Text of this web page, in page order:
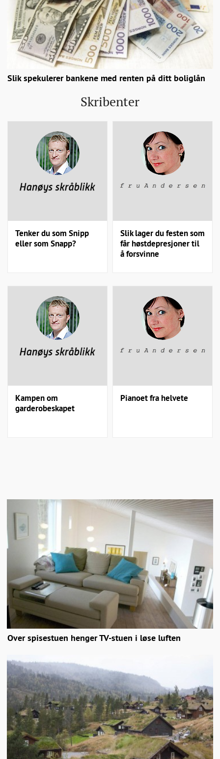
Slik spekulerer bankene med renten på ditt boliglån
Skribenter
Tenker du som Snipp
eller som Snapp?
Slik lager du festen som
får høstdepresjoner til
å forsvinne
Kampen om
garderobeskapet
Pianoet fra helvete
Over spisestuen henger TV-stuen i løse luften